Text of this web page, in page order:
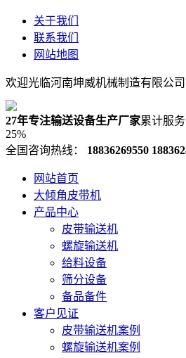
关于我们
联系我们
网站地图
欢迎光临河南坤威机械制造有限公司
27年专注输送设备生产厂家累计服
25%
全国咨询热线：
18836269550
网站首页
大倾角皮带机
产品中心
皮带输送机
螺旋输送机
给料设备
筛分设备
备品备件
客户见证
皮带输送机案例
螺旋输送机案例